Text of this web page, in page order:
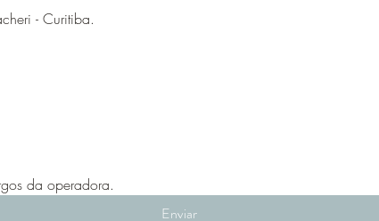
- Curitiba.
da operadora.
Enviar